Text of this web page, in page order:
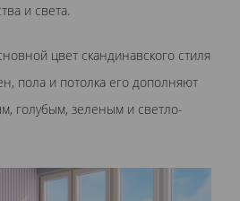
и света.
цвет скандинавского стиля
пола и потолка его дополняют
голубым, зеленым и светло-